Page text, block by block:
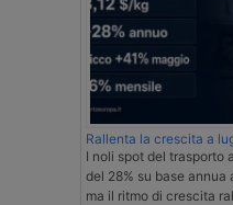
Rallenta la crescita a
I noli spot del trasporto
del 28% su base annua
ma il ritmo di crescita